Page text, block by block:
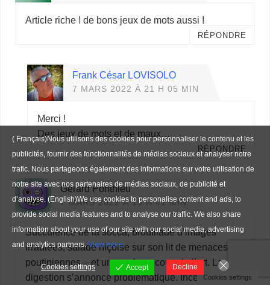
Article riche ! de bons jeux de mots aussi !
RÉPONDRE
Frank César LOVISOLO
7 MARS 2022 À 21 H 05 MIN
Merci !
Des jeux de mots et de maux…
RÉPONDRE
Gérard Ponthieu
7 MARS 2022 À 15 H 41 MIN
Succulence de la socca, brouillade d’images
irradiées, salade niçoise sur son lit de menaces
poutiniennes – et un peu beaucoup de l’art. La
digestion s’annonce problématique. Incertitude de
( Français)Nous utilisons des cookies pour personnaliser le contenu et les
publicités, fournir des fonctionnalités de médias sociaux et analyser notre
trafic. Nous partageons également des informations sur votre utilisation de
notre site avec nos partenaires de médias sociaux, de publicité et
d’analyse. (English)We use cookies to personalise content and ads, to
provide social media features and to analyse our traffic. We also share
information about your use of our site with our social media, advertising
and analytics partners.View more
Cookies settings Accept Decline
Cookies settings